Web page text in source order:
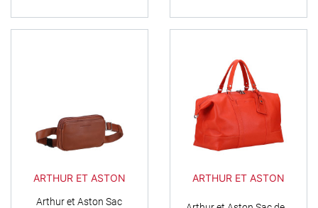
ARTHUR ET ASTON
Arthur et Aston Sac
ARTHUR ET ASTON